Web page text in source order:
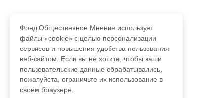
Фонд Общественное Мнение использует
файлы «cookie» с целью персонализации
сервисов и повышения удобства пользования
веб-сайтом. Если вы не хотите, чтобы ваши
пользовательские данные обрабатывались,
пожалуйста, ограничьте их использование в
своём браузере.